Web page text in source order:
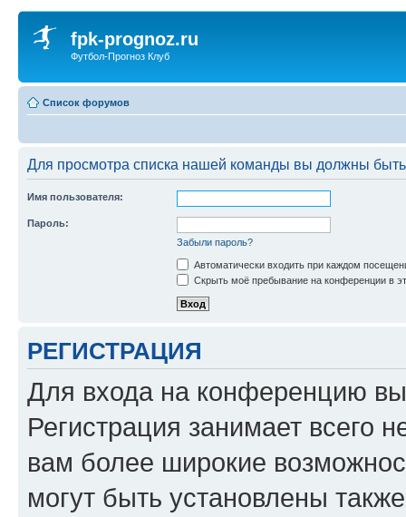
fpk-prognoz.ru
Футбол-Прогноз Клуб
Список форумов
Для просмотра списка нашей команды вы должны
Имя пользователя:
Пароль:
Забыли пароль?
Автоматически входить при каждом
Скрыть моё пребывание на конференции в
РЕГИСТРАЦИЯ
Для входа на конференцию
Регистрация занимает всего
вам более широкие
могут быть установлены